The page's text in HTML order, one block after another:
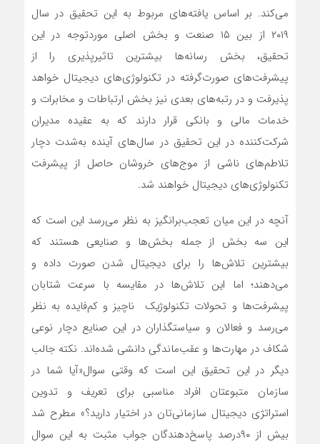
می‌کند. بر اساس یافته‌‌‌های مربوط به این تحقیق در سال
۲۰۱۹ از بین ۱۵ صنعت و بخش اصلی موردتوجه در این
تحقیق، بخش رسانه‌‌‌ها بیشترین تاثیرپذیری را از
پیشرفت‌‌‌های صورت‌‌‌گرفته در تکنولوژی‌‌‌های دیجیتال خواهد
پذیرفت و در رتبه‌‌‌های بعدی نیز بخش ارتباطات و مخابرات و
خدمات مالی و بانکی قرار دارند که به عقیده مدیران
شرکت‌کننده در این تحقیق در سال‌های آینده به‌‌‌شدت دچار
تلاطم‌‌‌های ناشی از موج‌‌‌های خروشان حاصل از پیشرفت
تکنولوژی‌‌‌های دیجیتال خواهند شد.
آنچه در این میان تعجب‌‌‌برانگیز به نظر می‌رسد این است که
این سه بخش از جمله بخش‌‌‌ها و صنایعی هستند که
بیشترین تلاش‌‌‌ها را برای دیجیتال شدن صورت داده و
می‌دهند؛ اما این تلاش‌‌‌ها در مقایسه با سرعت شتابان
پیشرفت‌‌‌ها و تحولات تکنولوژیک ناچیز و کم‌‌‌فایده به نظر
می‌رسد و فعالان و سیاستگذاران در این صنایع دچار نوعی
شکاف در مهارت‌‌‌ها و عقب‌‌‌ماندگی دانشی شده‌‌‌اند. نکته جالب
دیگر در این تحقیق این است که وقتی سوال«آیا شما در
سازمان متبوعتان افراد مناسبی برای تعریف و تدوین
استراتژی دیجیتال سازمانی‌‌‌تان در اختیار دارید؟» مطرح شد
بیش از ۹۰‌درصد پاسخ‌‌‌دهندگان جواب مثبت به این سوال